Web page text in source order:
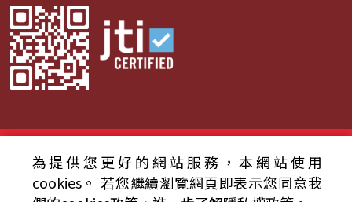
© 2024財團法人中央廣播電臺 版權所有
資通安全政策聲明
服務條款 隱私權條款
為提供您更好的網站服務，本網站使用
cookies。 若您繼續瀏覽網頁即表示您同意我